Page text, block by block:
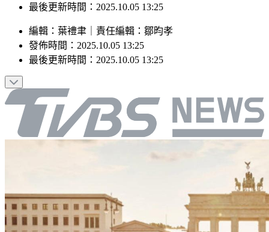
最後更新時間：2025.10.05 13:25
編輯 ： 葉禮聿 責任編輯 ： 鄒昀孝
發佈時間： 2025.10.05 13:25
最後更新時間： 2025.10.05 13:25